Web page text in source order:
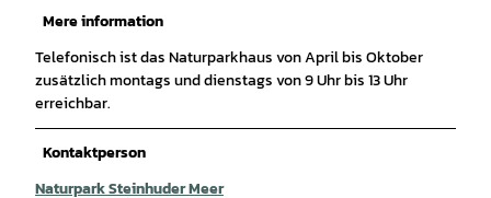
Mere information
Telefonisch ist das Naturparkhaus von April bis Oktober
zusätzlich montags und dienstags von 9 Uhr bis 13 Uhr
erreichbar.
Kontaktperson
Naturpark Steinhuder Meer